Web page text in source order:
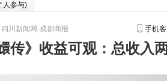
人参与)
四川新闻网-成都商报 手机
传》收益可观：总收入